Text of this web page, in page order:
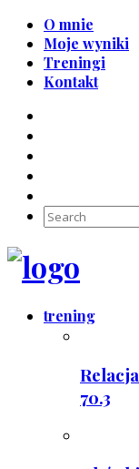
O mnie
Moje wyniki
Treningi
Kontakt
trening
70.3